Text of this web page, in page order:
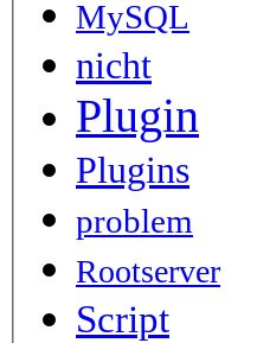
MySQL
nicht
Plugin
Plugins
problem
Rootserver
Script